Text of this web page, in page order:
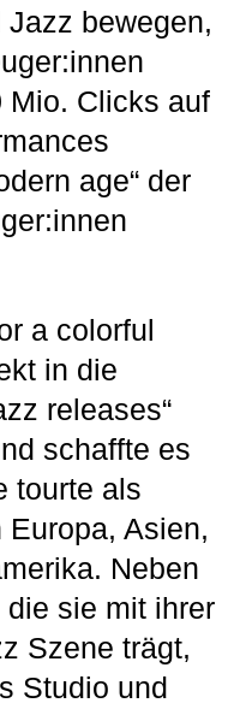
bewegen,
Mio. Clicks auf
age“ der
a colorful
in die
releases“
schaffte es
tourte als
Asien,
Neben
sie mit ihrer
Szene trägt,
Studio und